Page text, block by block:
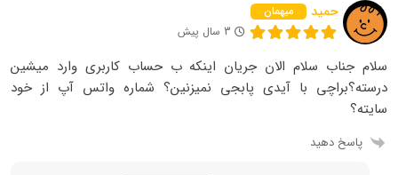
حمید
میهمان
3 سال پیش
سلام جناب سلام الان جریان اینکه ب حساب کاربری وارد میشین
درسته؟براچی با آیدی پابجی نمیزنین؟ شماره واتس آپ از خود
سایته؟
پاسخ دهید